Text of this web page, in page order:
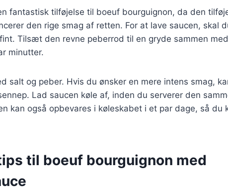
fantastisk tilføjelse til boeuf bourguignon, da den
den rige smag af retten. For at lave saucen, skal
Tilsæt den revne peberrod til en gryde sammen
minutter.
salt og peber. Hvis du ønsker en mere intens smag,
Lad saucen køle af, inden du serverer den
kan også opbevares i køleskabet i et par dage, så du
til boeuf bourguignon med